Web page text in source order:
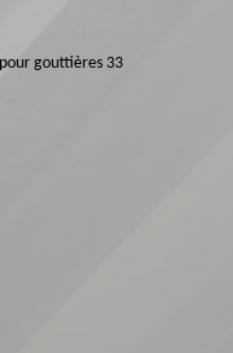
gouttières 33